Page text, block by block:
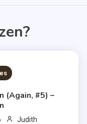
(Again, #5) –
Judith